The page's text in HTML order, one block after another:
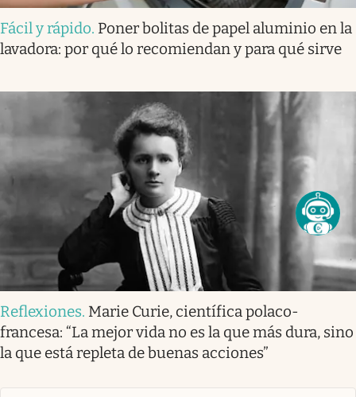
Fácil y rápido. Poner bolitas de papel aluminio en la
lavadora: por qué lo recomiendan y para qué sirve
Reflexiones. Marie Curie, científica polaco-
francesa: “La mejor vida no es la que más dura, sino
la que está repleta de buenas acciones”